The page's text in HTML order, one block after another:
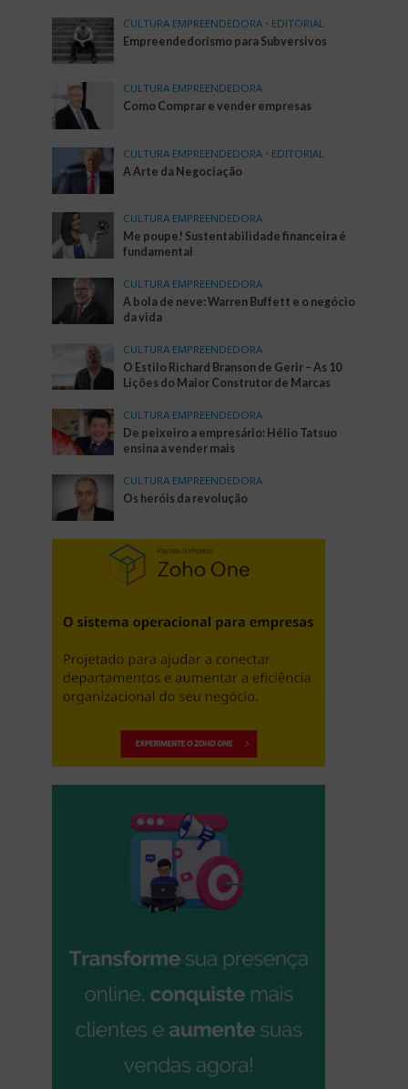
CULTURA EMPREENDEDORA • EDITORIAL
Empreendedorismo para Subversivos
CULTURA EMPREENDEDORA
Como Comprar e vender empresas
CULTURA EMPREENDEDORA • EDITORIAL
A Arte da Negociação
CULTURA EMPREENDEDORA
Me poupe! Sustentabilidade financeira é
fundamental
CULTURA EMPREENDEDORA
A bola de neve: Warren Buffett e o negócio
da vida
CULTURA EMPREENDEDORA
O Estilo Richard Branson de Gerir – As 10
Lições do Maior Construtor de Marcas
CULTURA EMPREENDEDORA
De peixeiro a empresário: Hélio Tatsuo
ensina a vender mais
CULTURA EMPREENDEDORA
Os heróis da revolução